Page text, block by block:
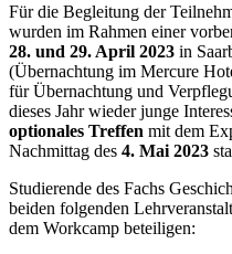
Für die Begleitung der
wurden im Rahmen einer
28. und 29. April 2023 in
(Übernachtung im Mercure
für Übernachtung und
dieses Jahr wieder junge
optionales Treffen mit dem
Nachmittag des 4. Mai 2023
Studierende des Fachs
beiden folgenden
dem Workcamp beteiligen: